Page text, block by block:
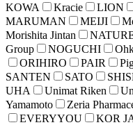
KOWA
Kracie LION
MARUMAN
MEIJI
Morishita Jintan
Group
NOGUCHI
ORIHIRO
PAIR
SANTEN
SATO
UHA
Unimat Riken
Yamamoto
Zeria
EVERYYOU
KOR